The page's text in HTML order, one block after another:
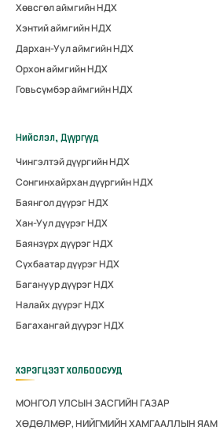
Хөвсгөл аймгийн НДХ
Хэнтий аймгийн НДХ
Дархан-Уул аймгийн НДХ
Орхон аймгийн НДХ
Говьсүмбэр аймгийн НДХ
Нийслэл, Дүүргүүд
Чингэлтэй дүүргийн НДХ
Сонгинхайрхан дүүргийн НДХ
Баянгол дүүрэг НДХ
Хан-Уул дүүрэг НДХ
Баянзүрх дүүрэг НДХ
Сүхбаатар дүүрэг НДХ
Багануур дүүрэг НДХ
Налайх дүүрэг НДХ
Багахангай дүүрэг НДХ
ХЭРЭГЦЭЭТ ХОЛБООСУУД
МОНГОЛ УЛСЫН ЗАСГИЙН ГАЗАР
ХӨДӨЛМӨР, НИЙГМИЙН ХАМГААЛЛЫН ЯАМ